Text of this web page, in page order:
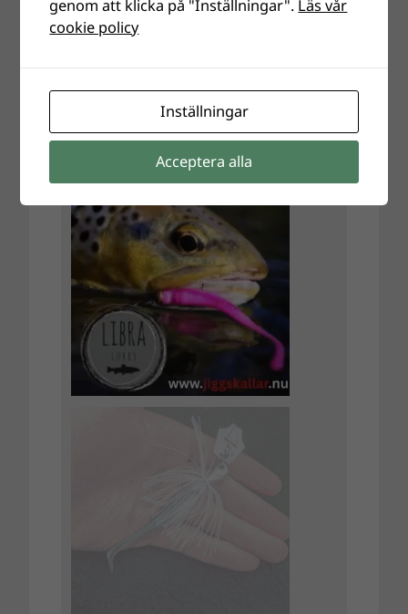
genom att klicka på "Inställningar". Läs vår
cookie policy
Inställningar
Acceptera alla